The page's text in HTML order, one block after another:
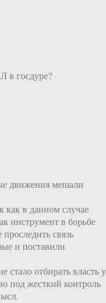
в госдуре?
движения мешали
в данном случае
инструмент в борьбе
связь
и поставили
отбирать власть у
под жесткий контроль